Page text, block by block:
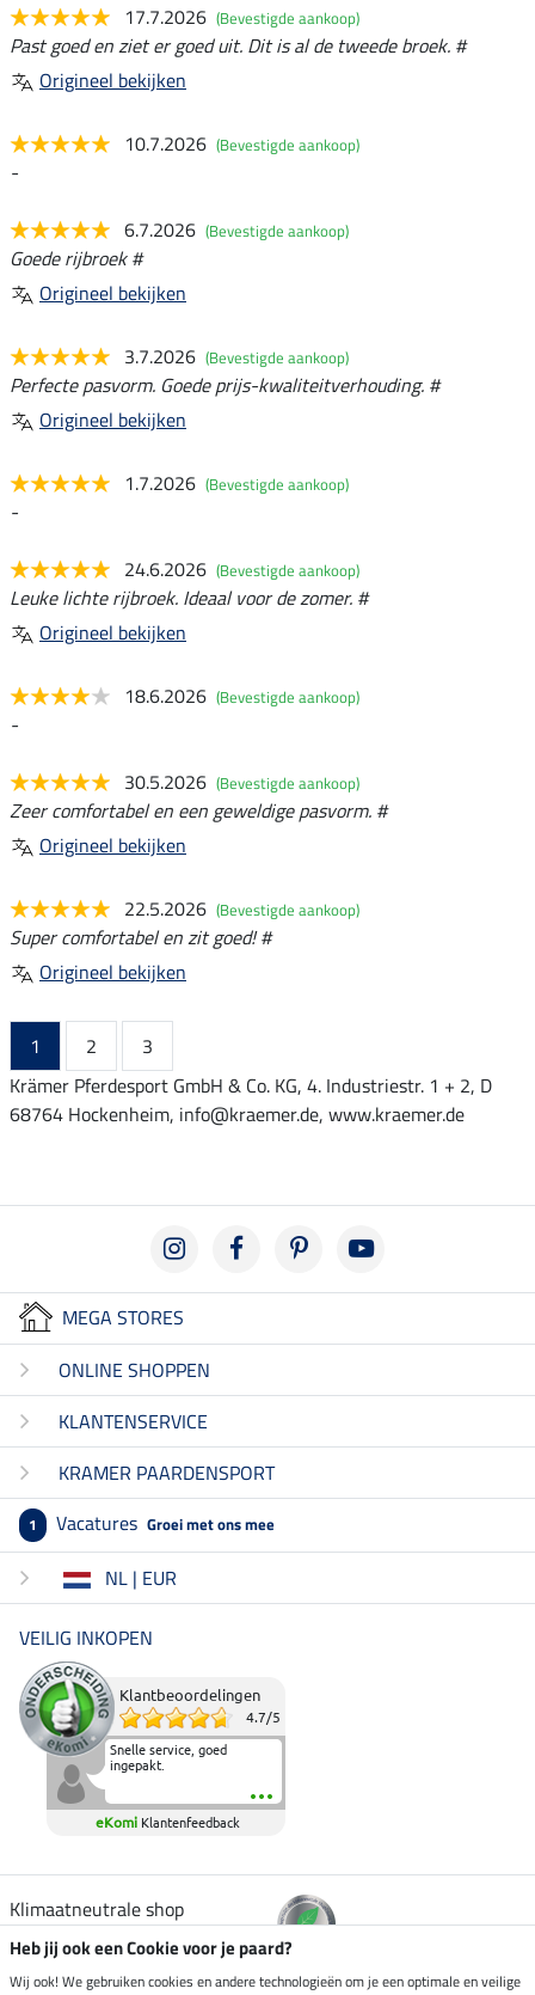
17.7.2026 (Bevestigde aankoop)
Past goed en ziet er goed uit. Dit is al de tweede broek. #
Origineel bekijken
10.7.2026 (Bevestigde aankoop)
-
6.7.2026 (Bevestigde aankoop)
Goede rijbroek #
Origineel bekijken
3.7.2026 (Bevestigde aankoop)
Perfecte pasvorm. Goede prijs-kwaliteitverhouding. #
Origineel bekijken
1.7.2026 (Bevestigde aankoop)
-
24.6.2026 (Bevestigde aankoop)
Leuke lichte rijbroek. Ideaal voor de zomer. #
Origineel bekijken
18.6.2026 (Bevestigde aankoop)
-
30.5.2026 (Bevestigde aankoop)
Zeer comfortabel en een geweldige pasvorm. #
Origineel bekijken
22.5.2026 (Bevestigde aankoop)
Super comfortabel en zit goed! #
Origineel bekijken
1 2
3
Krämer Pferdesport GmbH & Co. KG, 4. Industriestr. 1 + 2, D
68764 Hockenheim, info@kraemer.de, www.kraemer.de
MEGA STORES
ONLINE SHOPPEN
KLANTENSERVICE
KRAMER PAARDENSPORT
1 Vacatures Groei met ons mee
NL | EUR
VEILIG INKOPEN
Klantbeoordelingen
4.7/5
Snelle service, goed
ingepakt.
eKomi Klantenfeedback
Klimaatneutrale shop
Verzending per
Heb jij ook een Cookie voor je paard?
Wij ook! We gebruiken cookies en andere technologieën om je een optimale en veilige